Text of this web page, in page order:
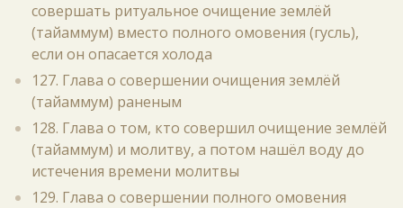
совершать ритуальное очищение землёй
(тайаммум) вместо полного омовения (гусль),
если он опасается холода
127. Глава о совершении очищения землёй
(тайаммум) раненым
128. Глава о том, кто совершил очищение землёй
(тайаммум) и молитву, а потом нашёл воду до
истечения времени молитвы
129. Глава о совершении полного омовения